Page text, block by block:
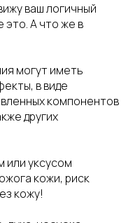
ваш логичный
это. А что же в
могут иметь
в виде
компонентов
других
или уксусом
кожи, риск
кожу!